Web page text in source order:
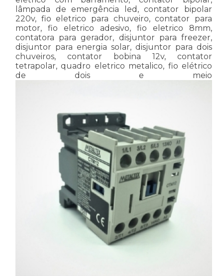
lâmpada de emergência led, contator bipolar
220v, fio eletrico para chuveiro, contator para
motor, fio eletrico adesivo, fio eletrico 8mm,
contatora para gerador, disjuntor para freezer,
disjuntor para energia solar, disjuntor para dois
chuveiros, contator bobina 12v, contator
tetrapolar, quadro eletrico metalico, fio elétrico
de dois e meio